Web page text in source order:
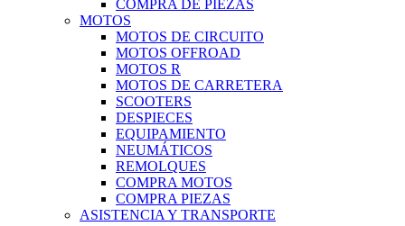
COMPRA DE PIEZAS
MOTOS
MOTOS DE CIRCUITO
MOTOS OFFROAD
MOTOS R
MOTOS DE CARRETERA
SCOOTERS
DESPIECES
EQUIPAMIENTO
NEUMÁTICOS
REMOLQUES
COMPRA MOTOS
COMPRA PIEZAS
ASISTENCIA Y TRANSPORTE